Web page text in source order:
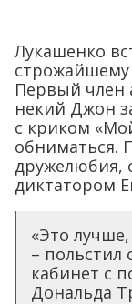
Лукашенко
строжайшему
Первый член
некий Джон
с криком
обниматься.
дружелюбия,
диктатором
«Это
– польстил
кабинет с
Дональда